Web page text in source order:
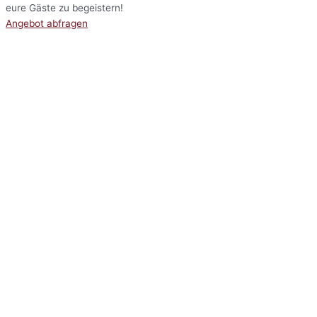
eure Gäste zu begeistern!
Angebot abfragen